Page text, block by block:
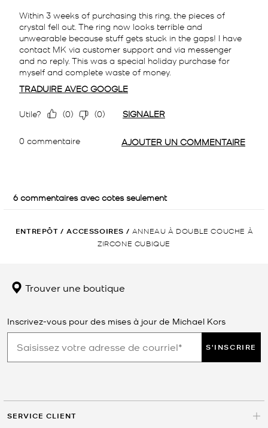
ENTREPÔT / ACCESSOIRES / ANNEAU À DOUBLE COUCHE À
ZIRCONE CUBIQUE
Trouver une boutique
Inscrivez-vous pour des mises à jour de Michael Kors
S'INSCRIRE
SERVICE CLIENT